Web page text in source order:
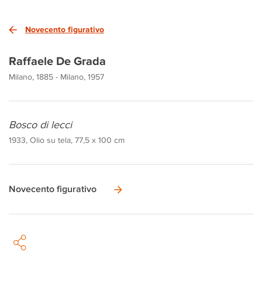
Novecento figurativo
Raffaele De Grada
Milano, 1885 - Milano, 1957
Bosco di lecci
1933, Olio su tela, 77,5 x 100 cm
Novecento figurativo